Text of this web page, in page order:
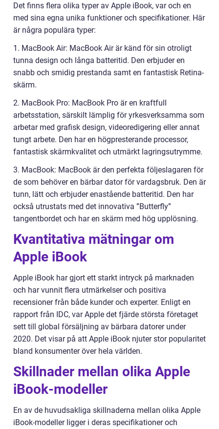
Det finns flera olika typer av Apple iBook, var och en
med sina egna unika funktioner och specifikationer. Här
är några populära typer:
1. MacBook Air: MacBook Air är känd för sin otroligt
tunna design och långa batteritid. Den erbjuder en
snabb och smidig prestanda samt en fantastisk Retina-
skärm.
2. MacBook Pro: MacBook Pro är en kraftfull
arbetsstation, särskilt lämplig för yrkesverksamma som
arbetar med grafisk design, videoredigering eller annat
tungt arbete. Den har en högpresterande processor,
fantastisk skärmkvalitet och utmärkt lagringsutrymme.
3. MacBook: MacBook är den perfekta följeslagaren för
de som behöver en bärbar dator för vardagsbruk. Den är
tunn, lätt och erbjuder enastående batteritid. Den har
också utrustats med det innovativa ”Butterfly”
tangentbordet och har en skärm med hög upplösning.
Kvantitativa mätningar om
Apple iBook
Apple iBook har gjort ett starkt intryck på marknaden
och har vunnit flera utmärkelser och positiva
recensioner från både kunder och experter. Enligt en
rapport från IDC, var Apple det fjärde största företaget
sett till global försäljning av bärbara datorer under
2020. Det visar på att Apple iBook njuter stor popularitet
bland konsumenter över hela världen.
Skillnader mellan olika Apple
iBook-modeller
En av de huvudsakliga skillnaderna mellan olika Apple
iBook-modeller ligger i deras specifikationer och